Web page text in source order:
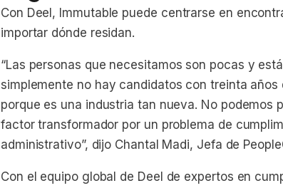
Con Deel, Immutable puede centrarse en
importar dónde residan.
“Las personas que necesitamos son pocas y
simplemente no hay candidatos con treinta años
porque es una industria tan nueva. No podemos
factor transformador por un problema de
administrativo”, dijo Chantal Madi, Jefa de
Con el equipo global de Deel de expertos en